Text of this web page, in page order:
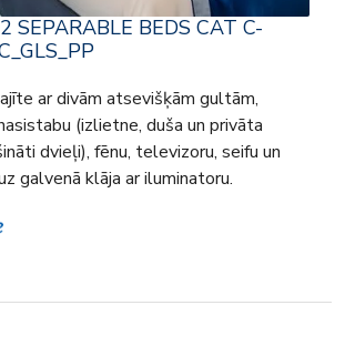
SEPARABLE BEDS CAT C-
ar divām atsevišķām gultām,
(izlietne, duša un privāta
dvieļi), fēnu, televizoru, seifu un
galvenā klāja ar iluminatoru.